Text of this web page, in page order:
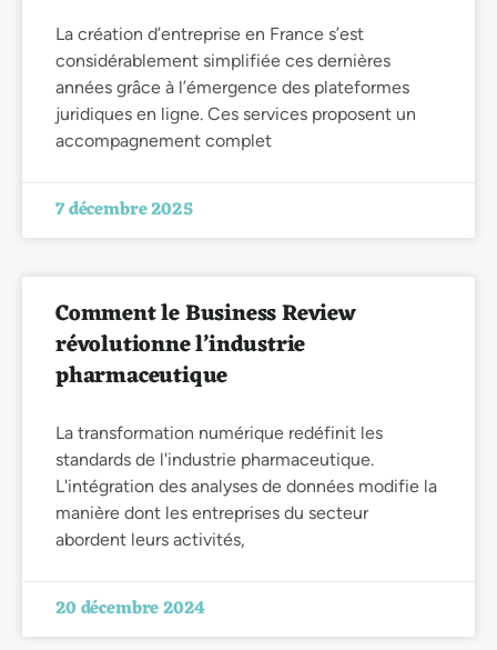
La création d’entreprise en France s’est
considérablement simplifiée ces dernières
années grâce à l’émergence des plateformes
juridiques en ligne. Ces services proposent un
accompagnement complet
7 décembre 2025
Comment le Business Review
révolutionne l’industrie
pharmaceutique
La transformation numérique redéfinit les
standards de l'industrie pharmaceutique.
L'intégration des analyses de données modifie la
manière dont les entreprises du secteur
abordent leurs activités,
20 décembre 2024